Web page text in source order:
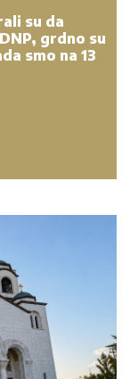
su da
grdno su
smo na 13